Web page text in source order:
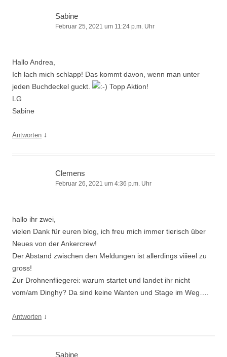
Sabine
Februar 25, 2021 um 11:24 p.m. Uhr
Hallo Andrea,
Ich lach mich schlapp! Das kommt davon, wenn man unter
jeden Buchdeckel guckt.
Topp Aktion!
LG
Sabine
Antworten ↓
Clemens
Februar 26, 2021 um 4:36 p.m. Uhr
hallo ihr zwei,
vielen Dank für euren blog, ich freu mich immer tierisch über
Neues von der Ankercrew!
Der Abstand zwischen den Meldungen ist allerdings viiieel zu
gross!
Zur Drohnenfliegerei: warum startet und landet ihr nicht
vom/am Dinghy? Da sind keine Wanten und Stage im Weg….
Antworten ↓
Sabine